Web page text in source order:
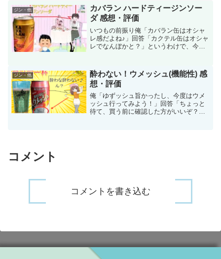
ジナル商品「レモンサワー」です！前回
までの記事同様のオシャ...
ジン・他
カバラン ハードティージンソー
ダ 感想・評価
いつもの前振り俺「カバラン缶はオシャ
レ感だよね♪」回答「カクテル缶はオシャ
レでなんぼかと？」というわけで、今回
の茶葉を模したデザインのオレンジ～茶
色の間の配色…「オシ...
ジン・他
酔わない！ウメッシュ(機能性) 感
想・評価
俺「ゆずッシュ旨かったし、今度はウメ
ッシュ行ってみよう！」回答「ちょっと
待て、買う前に確認した方がいいぞ？」
コメント
コメントを書き込む